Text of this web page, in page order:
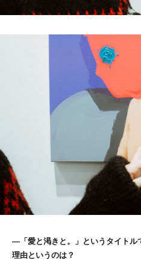
―「愛と渇きと。」というタイトル
理由というのは？